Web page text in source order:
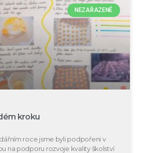
NEZAŘAZENÉ
kroku
roce jsme byli podpořeni v
na podporu rozvoje kvality školství